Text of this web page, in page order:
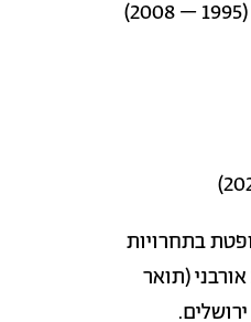
בתחרויות
(תואר